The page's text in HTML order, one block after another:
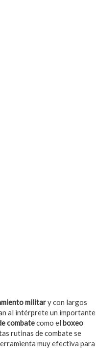
military con largos
al intérprete un importante
combatecomo el boxeo
rutinas de combate se
muy efectiva para